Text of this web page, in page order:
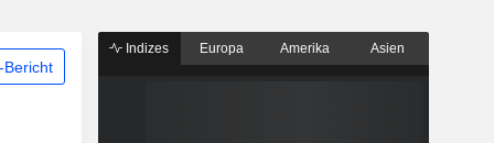
Bericht
Indizes Europa Amerika Asien